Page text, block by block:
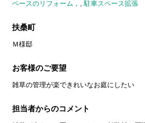
ペースのリフォーム， 駐車スペース拡張
扶桑町
Ｍ様邸
お客様のご要望
雑草の管理が楽できれいなお庭にしたい
担当者からのコメント